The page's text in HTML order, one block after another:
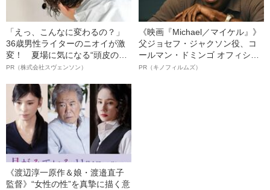
「えっ、こんなに変わるの？」
36歳男性ライターのニオイが激
変！ 夏場に気になる“頭皮のニ
オイ”や“ベタつき”を解消す
ト”が生み出した徹底ケアとは
PR（株式会社スヴェンソン）
《映画『Michael／マイケル』》
父ジョセフ・ジャクソン役、コ
ールマン・ドミンゴ オフィシャ
ルインタビュー“観客を魅了した
PR（キノフィルムズ）
《渡辺淳一原作＆娘・渡邉直子
監督》“女性の性”を真摯に描く意